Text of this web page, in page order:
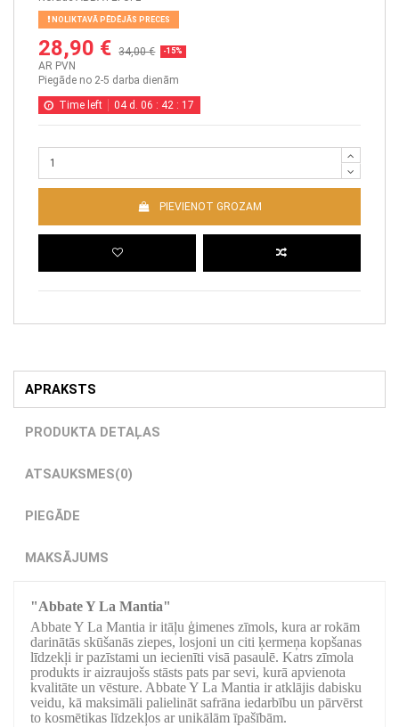
NOLIKTAVĀ PĒDĒJĀS PRECES
28,90 € 34,00 € -15%
AR PVN
Piegāde no 2-5 darba dienām
Time left
04d. 06 : 42 : 17
PIEVIENOT GROZAM
APRAKSTS
PRODUKTA DETAĻAS
ATSAUKSMES(0)
PIEGĀDE
MAKSĀJUMS
"Abbate Y La Mantia"
Abbate Y La Mantia ir itāļu ģimenes zīmols, kura ar rokām
darinātās skūšanās ziepes, losjoni un citi ķermeņa kopšanas
līdzekļi ir pazīstami un iecienīti visā pasaulē. Katrs zīmola
produkts ir aizraujošs stāsts pats par sevi, kurā apvienota
kvalitāte un vēsture. Abbate Y La Mantia ir atklājis dabisku
veidu, kā maksimāli palielināt safrāna iedarbību un pārvērst
to kosmētikas līdzekļos ar unikālām īpašībām.